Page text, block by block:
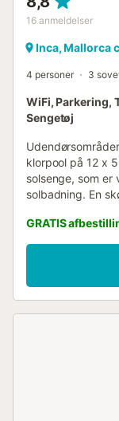
16 anmeldelser
Inca, Mallorca
4 personer 3
WiFi, Parkering,
Sengetøj
klorpool på 12 x
solsenge, som
solbadning. En
I lyst til at nyde
poolen?
nærheden.
Stuen/
med to sofaer,
GRATIS